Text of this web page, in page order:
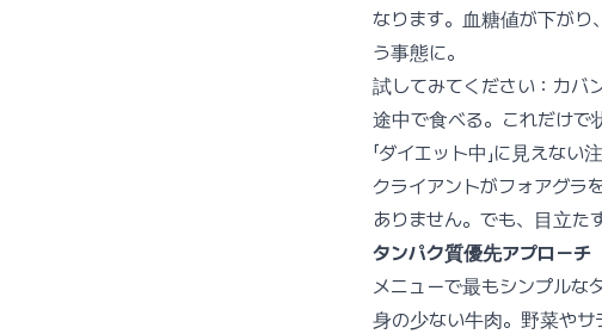
なります。血糖値が下が
う事態に。
試してみてください：カバ
途中で食べる。これだけで
「ダイエット中」に見えない
クライアントがフォアグラ
ありません。でも、目立た
タンパク質優先アプローチ
メニューで最もシンプルな
身の少ない牛肉。野菜やサ